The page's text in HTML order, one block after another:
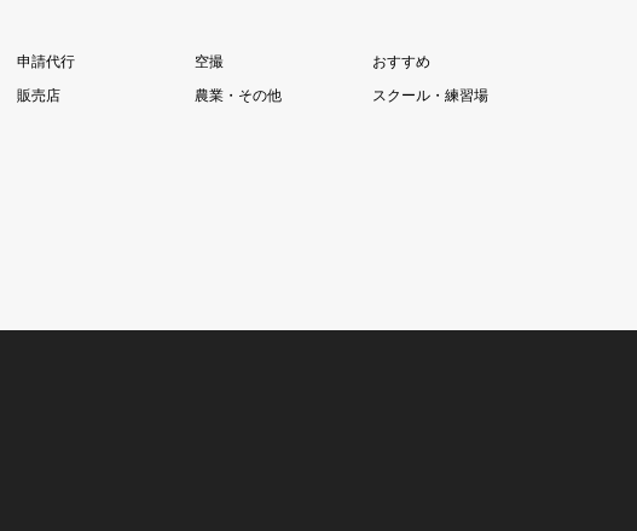
申請代行 空撮
おすすめ
販売店 農業・その他
スクール・練習場